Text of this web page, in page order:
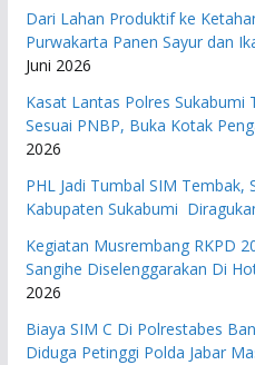
Dari Lahan Produktif ke
Purwakarta Panen Sayur dan
Juni 2026
Kasat Lantas Polres Sukabumi
Sesuai PNBP, Buka Kotak
2026
PHL Jadi Tumbal SIM Tembak,
Kabupaten Sukabumi
Kegiatan Musrembang RKPD
Sangihe Diselenggarakan Di
2026
Biaya SIM C Di Polrestabes
Diduga Petinggi Polda Jabar